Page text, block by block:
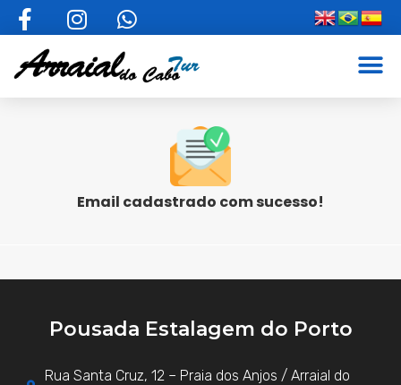
Email cadastrado com sucesso!
Pousada Estalagem do Porto
Rua Santa Cruz, 12 – Praia dos Anjos / Arraial do